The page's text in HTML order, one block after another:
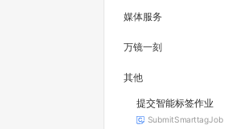
媒体服务
万镜一刻
其他
提交智能标签作业
SubmitSmarttagJob